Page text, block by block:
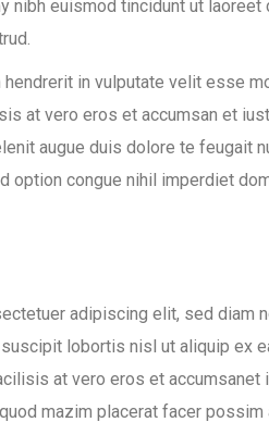
nibh euismod tincidunt ut laoreet
in vulputate velit esse
at vero eros et accumsan et
augue duis dolore te feugait
option congue nihil imperdiet
adipiscing elit, sed diam
lobortis nisl ut aliquip ex
at vero eros et
mazim placerat facer possim